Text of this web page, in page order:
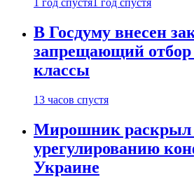
1 год спустя 1 год спустя
В Госдуму внесен
запрещающий отбор
классы
13 часов спустя
Мирошник раскрыл
урегулированию
Украине